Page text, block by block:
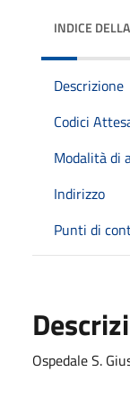
INDICE
Descrizione
Codici
Modalità di
Indirizzo
Punti di
Ospedale S.